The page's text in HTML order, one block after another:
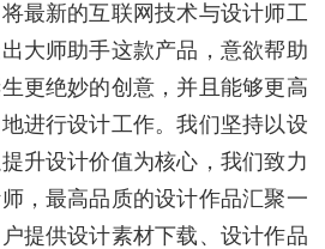
最新的互联网技术与设计师工
大师助手这款产品，意欲帮助
更绝妙的创意，并且能够更高
进行设计工作。我们坚持以设
升设计价值为核心，我们致力
，最高品质的设计作品汇聚一
提供设计素材下载、设计作品